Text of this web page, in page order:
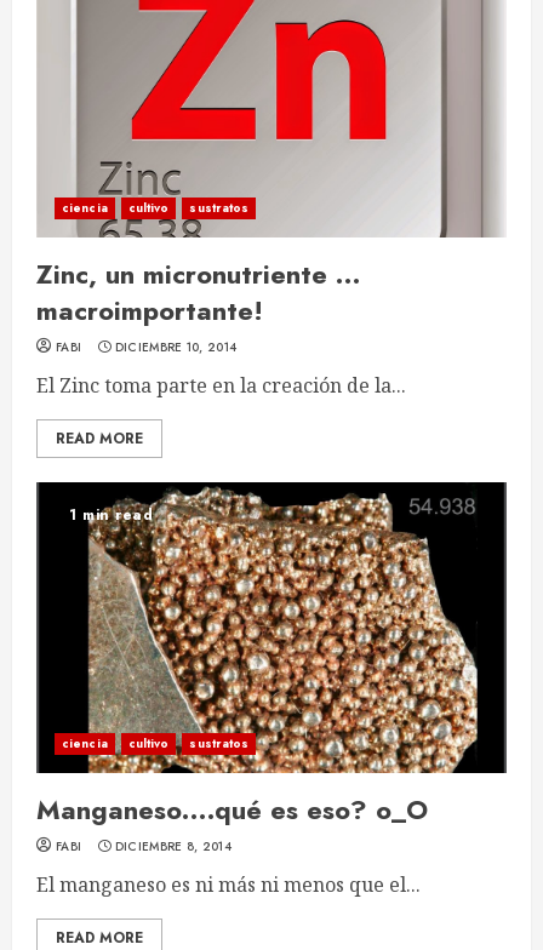
ciencia cultivo sustratos
Zinc, un micronutriente …
macroimportante!
FABI DICIEMBRE 10, 2014
El Zinc toma parte en la creación de la...
READ MORE
1 min read
ciencia cultivo sustratos
Manganeso….qué es eso? o_O
FABI DICIEMBRE 8, 2014
El manganeso es ni más ni menos que el...
READ MORE